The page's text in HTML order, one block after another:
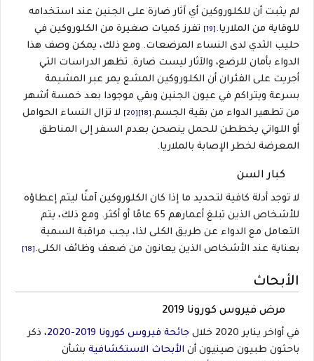
لم يثبت أن للكلوروكين أي آثار ضارة على الجنين عند استخدامه
للوقاية من الملاريا.[19]
تفرز كميات صغيرة من الكلوروكين في
حليب الثدي لدى النساء المرضعات. ومع ذلك، يمكن وصف هذا
الدواء بأمان للرضع، والآثار ليست ضارة. تظهر الدراسات التي
أجريت على الفئران أن الكلوروكين المشع يمر عبر المشيمة
بسرعة ويتراكم في عيون الجنين وبقي موجودا بعد خمسة أشهر
من تطهير الدواء من بقية الجسم.[18]
[20]
لا تزال النساء الحوامل
أو اللواتي يخططن للحمل ينصحن بعدم السفر إلى المناطق
المعرضة لخطر الإصابة بالملاريا.
كبار السن
لا توجد أدلة كافية لتحديد ما إذا كان الكلوروكين آمنًا ليتم إعطاؤه
للأشخاص الذين تبلغ أعمارهم 65 عامًا أو أكثر. ومع ذلك، يتم
التعامل مع الدواء عن طريق الكلى لذا، يجب مراقبة السمية
بعناية عند الأشخاص الذين يعانون من ضعف وظائف الكلى.
الأبحاث
مرض فيروس كورونا 2019
في أواخر يناير 2020 خلال جائحة فيروس كورونا 2019-2020
، ذكر
باحثون طبيون صينيون أن الأبحاث الاستكشافية بشأن